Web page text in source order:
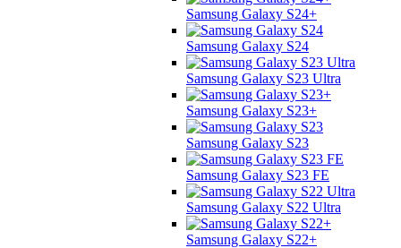
Samsung Galaxy S24+
Samsung Galaxy S24
Samsung Galaxy S23 Ultra
Samsung Galaxy S23+
Samsung Galaxy S23
Samsung Galaxy S23 FE
Samsung Galaxy S22 Ultra
Samsung Galaxy S22+